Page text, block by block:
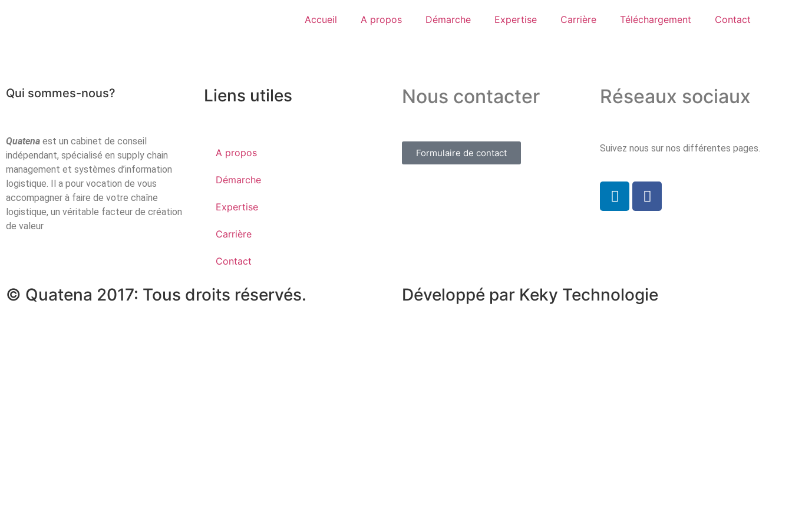
Accueil A propos Démarche Expertise Carrière Téléchargement Contact
Qui sommes-nous?
Quatena est un cabinet de conseil
indépendant, spécialisé en supply chain
management et systèmes d’information
logistique. Il a pour vocation de vous
accompagner à faire de votre chaîne
logistique, un véritable facteur de création
de valeur
Liens utiles
A propos
Démarche
Expertise
Carrière
Contact
Nous contacter
Formulaire de contact
Réseaux sociaux
Suivez nous sur nos différentes pages.
© Quatena 2017: Tous droits réservés. Développé par Keky Technologie